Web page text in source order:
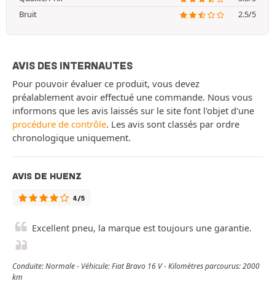
Bruit
2.5/5
AVIS DES INTERNAUTES
Pour pouvoir évaluer ce produit, vous devez
préalablement avoir effectué une commande. Nous vous
informons que les avis laissés sur le site font l'objet d'une
procédure de contrôle. Les avis sont classés par ordre
chronologique uniquement.
AVIS DE HUENZ
4/5
Excellent pneu, la marque est toujours une garantie.
Conduite: Normale - Véhicule: Fiat Bravo 16 V - Kilomètres parcourus: 2000
km